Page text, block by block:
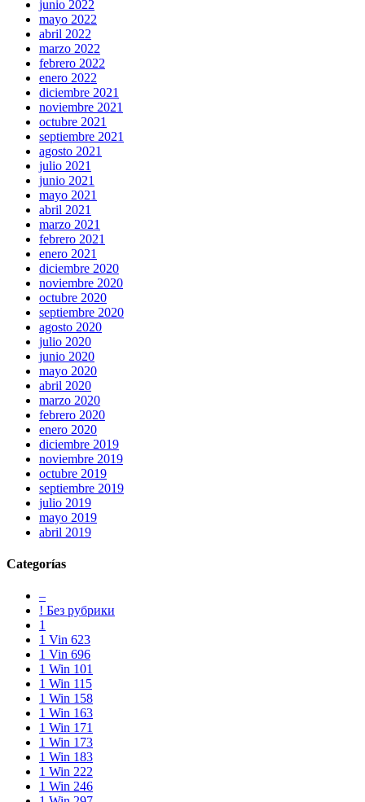
takes
number
individuals.
match
high
hopes
needs
people
mankind
relates
hunt
cheap
fake
heuer
shop
high
quality
https://www.musicfranckmuller.com/
rainproof
functioning
certainly
benefit
the
hublot
mp-
laferrari
replica
india
world.
exact
https://www.biblewatches.com/
found
lacking
typical
junio 2022
mayo 2022
abril 2022
marzo 2022
febrero 2022
enero 2022
diciembre 2021
noviembre 2021
octubre 2021
septiembre 2021
agosto 2021
julio 2021
junio 2021
mayo 2021
abril 2021
marzo 2021
febrero 2021
enero 2021
diciembre 2020
noviembre 2020
octubre 2020
septiembre 2020
agosto 2020
julio 2020
junio 2020
mayo 2020
abril 2020
marzo 2020
febrero 2020
enero 2020
diciembre 2019
noviembre 2019
octubre 2019
septiembre 2019
julio 2019
mayo 2019
abril 2019
Categorías
–
! Без рубрики
1
1 Vin 623
1 Vin 696
1 Win 101
1 Win 115
1 Win 158
1 Win 163
1 Win 171
1 Win 173
1 Win 183
1 Win 222
1 Win 246